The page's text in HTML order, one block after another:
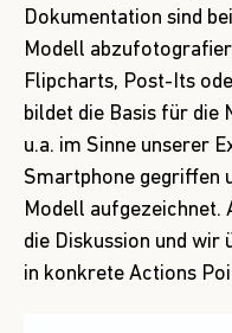
Dokumentation sind
Modell
Flipcharts, Post-Its
bildet die Basis für die
u.a. im Sinne unserer
Smartphone gegriffen
Modell aufgezeichnet.
die Diskussion und wir
in konkrete Actions